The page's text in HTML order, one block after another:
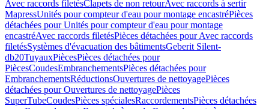
Avec raccords filetésClapets de non retourAvec raccords à sertir
MapressUnités pour compteur d'eau pour montage encastréPièces
détachées pour Unités pour compteur d'eau pour montage
encastréAvec raccords filetésPièces détachées pour Avec raccords
filetésSystèmes d'évacuation des bâtimentsGeberit Silent-
db20TuyauxPiècesPièces détachées pour
PiècesCoudesEmbranchementsPièces détachées pour
EmbranchementsRéductionsOuvertures de nettoyagePièces
détachées pour Ouvertures de nettoyagePièces
SuperTubeCoudesPièces spécialesRaccordementsPièces détachées